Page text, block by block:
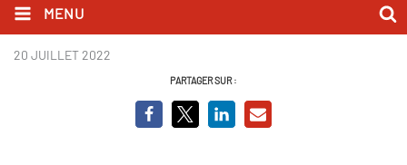
MENU
Les années Hollywood.jpg
20 JUILLET 2022
PARTAGER SUR :